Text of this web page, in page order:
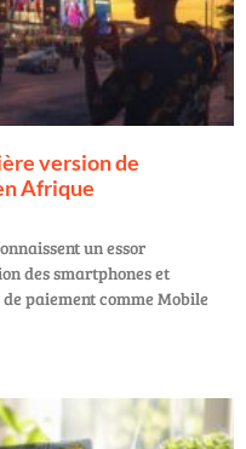
version de
Afrique
un essor
des smartphones et
paiement comme Mobile